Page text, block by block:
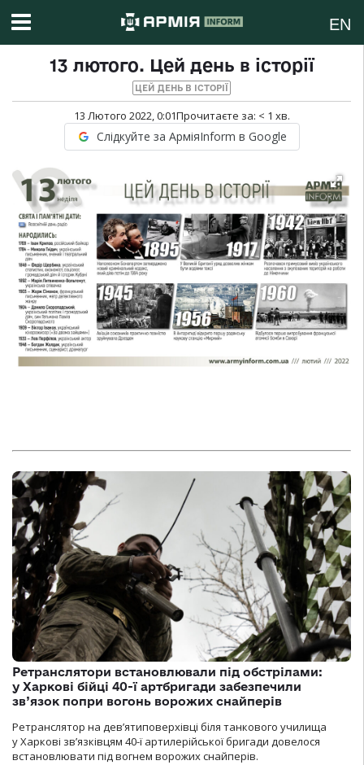
EN
13 лютого. Цей день в історії
ЦЕЙ ДЕНЬ В ІСТОРІЇ
13 Лютого 2022, 0:01Прочитаєте за: < 1 хв.
Слідкуйте за АрміяInform в Google
Ретранслятори встановлювали під обстрілами:
у Харкові бійці 40-ї артбригади забезпечили
зв’язок попри вогонь ворожих снайперів
Ретранслятор на дев’ятиповерхівці біля танкового училища
у Харкові зв’язківцям 40-ї артилерійської бригади довелося
встановлювати під вогнем ворожих снайперів.